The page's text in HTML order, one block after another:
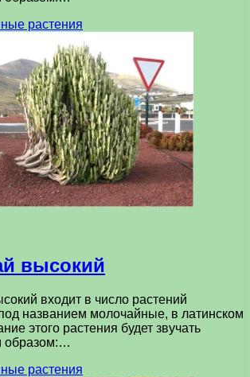
растения
высокий
входит в число растений
названием молочайные, в латинском
этого растения будет звучать
образом:…
растения